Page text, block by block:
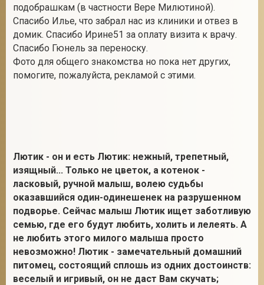
подобрашкам (в частности Вере Милютиной).
Спасибо Илье, что забрал нас из клиники и отвез в
домик. Спасибо Ирине51 за оплату визита к врачу.
Спасибо Гюнель за переноску.
Фото для общего знакомства но пока нет других,
помогите, пожалуйста, рекламой с этими.
Лютик - он и есть Лютик: нежный, трепетный,
изящный... Только не цветок, а котенок -
ласковый, ручной малыш, волею судьбы
оказавшийся один-одинешенек на разрушенном
подворье. Сейчас малыш Лютик ищет заботливую
семью, где его будут любить, холить и лелеять. А
не любить этого милого малыша просто
невозможно! Лютик - замечательный домашний
питомец, состоящий сплошь из одних достоинств:
веселый и игривый, он не даст Вам скучать;